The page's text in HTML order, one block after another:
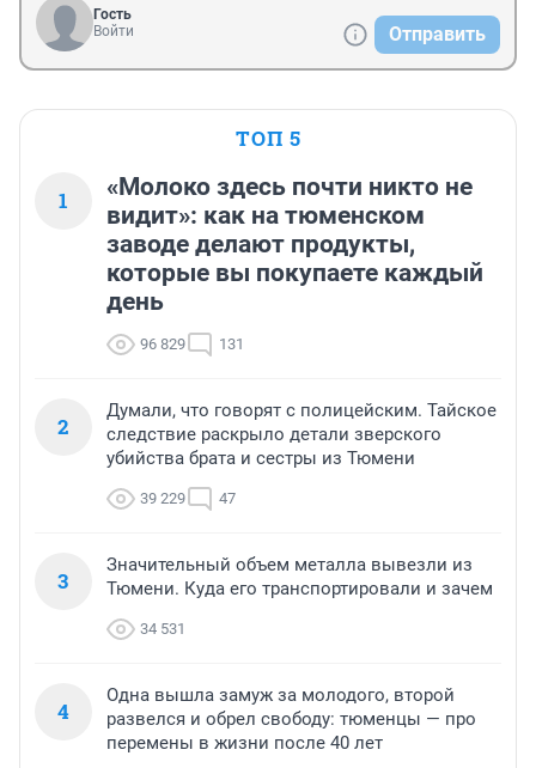
Гость
Войти
Отправить
ТОП 5
1
«Молоко здесь почти никто не
видит»: как на тюменском
заводе делают продукты,
которые вы покупаете каждый
день
96 829 131
2
Думали, что говорят с полицейским. Тайское
следствие раскрыло детали зверского
убийства брата и сестры из Тюмени
39 229 47
3
Значительный объем металла вывезли из
Тюмени. Куда его транспортировали и зачем
34 531
4
Одна вышла замуж за молодого, второй
развелся и обрел свободу: тюменцы — про
перемены в жизни после 40 лет